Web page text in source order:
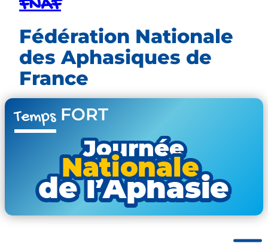
FNAF
Fédération Nationale
des Aphasiques de
France
TempsFORT